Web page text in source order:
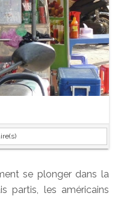
se plonger dans la
partis, les américains